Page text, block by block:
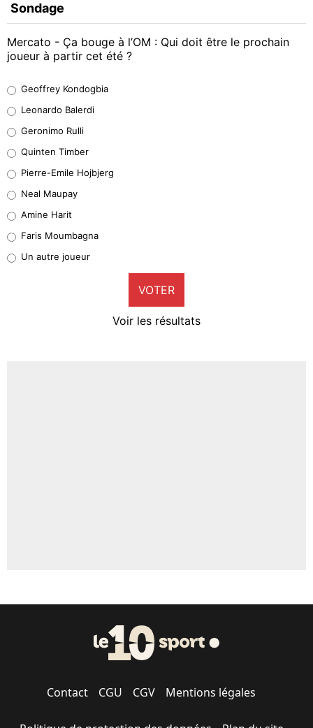
Sondage
Mercato - Ça bouge à l’OM : Qui doit être le prochain
joueur à partir cet été ?
38%
32%
5%
1%
9%
Geoffrey Kondogbia
Leonardo Balerdi
Geronimo Rulli
Quinten Timber
Pierre-Emile Hojbjerg
Neal Maupay
Amine Harit
Faris Moumbagna
Un autre joueur
VOTER
Voir les résultats
Contact CGU CGV Mentions légales